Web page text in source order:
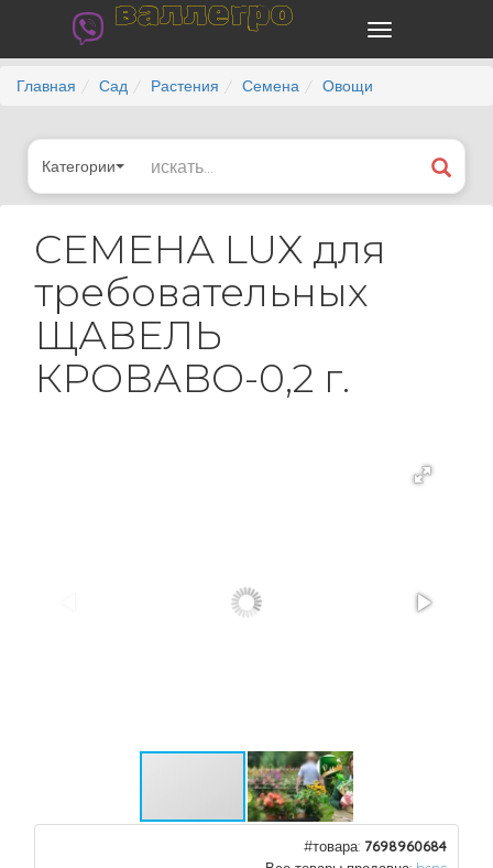
валлегро
Главная Сад Растения Семена Овощи
Категории
СЕМЕНА LUX для
требовательных
ЩАВЕЛЬ
КРОВАВО-0,2 г.
#товара: 7698960684